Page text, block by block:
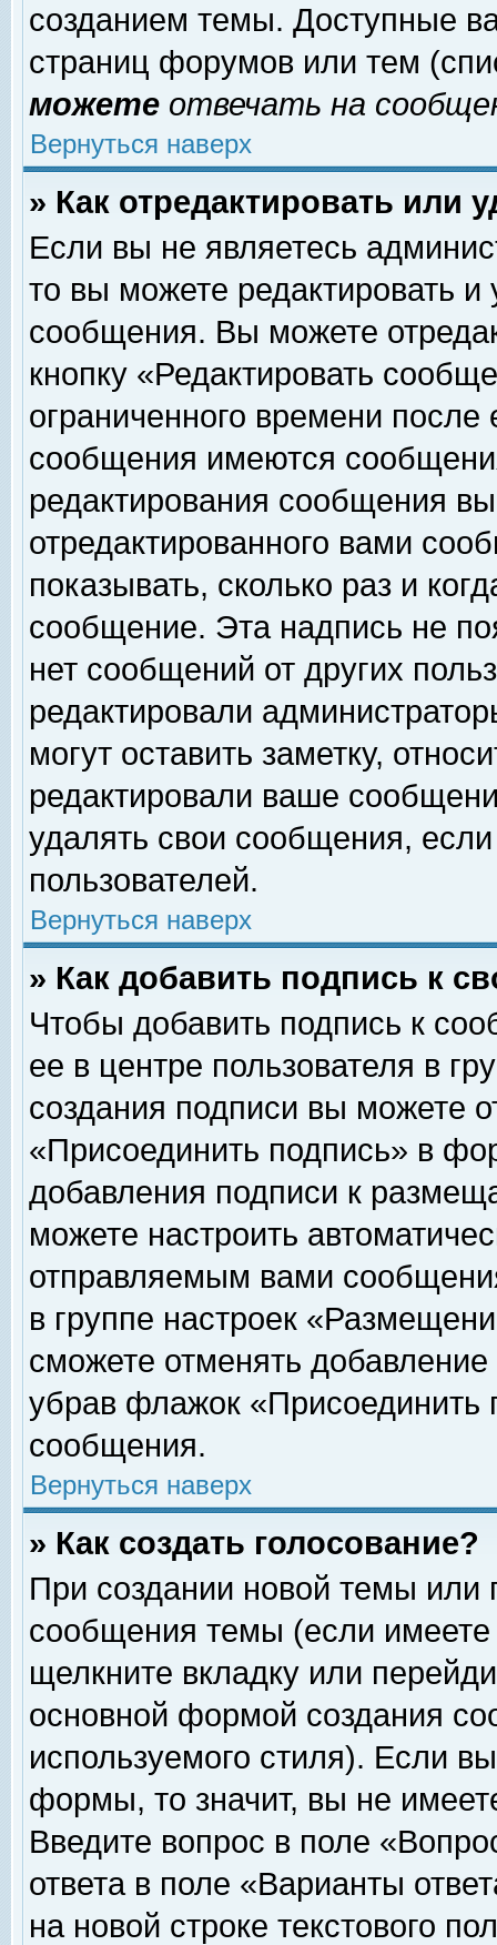
созданием темы. Доступные
страниц форумов или тем
можете отвечать на
Вернуться наверх
» Как отредактировать или
Если вы не являетесь
то вы можете редактировать и
сообщения. Вы можете
кнопку «Редактировать
ограниченного времени
сообщения имеются
редактирования сообщения
отредактированного вами
показывать, сколько раз и
сообщение. Эта надпись не
нет сообщений от других
редактировали
могут оставить заметку,
редактировали ваше
удалять свои сообщения,
пользователей.
Вернуться наверх
» Как добавить подпись к
Чтобы добавить подпись к
ее в центре пользователя в
создания подписи вы можете
«Присоединить подпись» в
добавления подписи к
можете настроить
отправляемым вами
в группе настроек
сможете отменять
убрав флажок «Присоединить
сообщения.
Вернуться наверх
» Как создать голосование?
При создании новой темы или
сообщения темы (если
щелкните вкладку или
основной формой создания
используемого стиля). Если
формы, то значит, вы не
Введите вопрос в поле
ответа в поле «Варианты
на новой строке текстового